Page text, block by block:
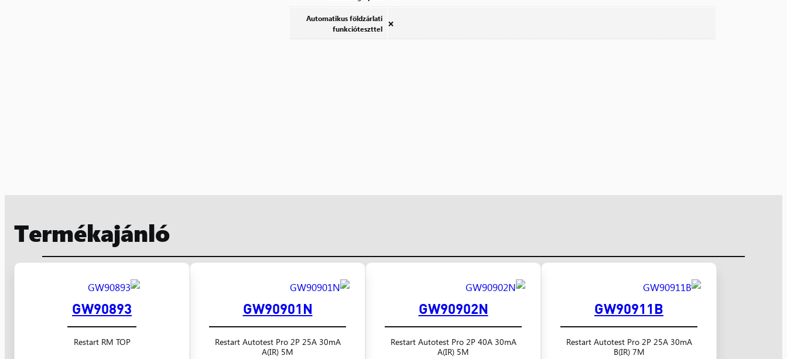
Automatikus földzárlati
funkcióteszttel
❌
Termékajánló
GW90911B
Restart Autotest Pro 2P 25A 30mA
B(IR) 7M
GW90902N
Restart Autotest Pro 2P 40A 30mA
A(IR) 5M
GW90901N
Restart Autotest Pro 2P 25A 30mA
A(IR) 5M
GW90893
Restart RM TOP